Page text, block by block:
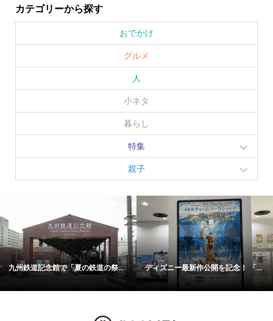
カテゴリーから探す
おでかけ
グルメ
人
小ネタ
暮らし
特集
親子
九州鉄道記念館で「夏の鉄道の祭... ディズニー最新作公開を記念！ 「...